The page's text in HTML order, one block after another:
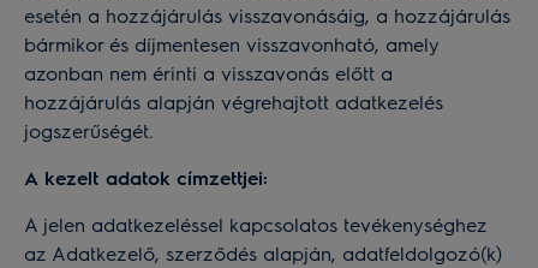
esetén a hozzájárulás visszavonásáig, a hozzájárulás
bármikor és díjmentesen visszavonható, amely
azonban nem érinti a visszavonás előtt a
hozzájárulás alapján végrehajtott adatkezelés
jogszerűségét.
A kezelt adatok címzettjei:
A jelen adatkezeléssel kapcsolatos tevékenységhez
az Adatkezelő, szerződés alapján, adatfeldolgozó(k)